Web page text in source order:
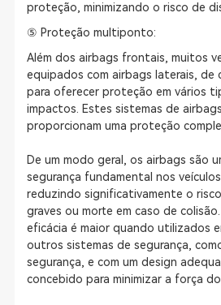
proteção, minimizando o risco de
⑤ Proteção multiponto:
Além dos airbags frontais, muitos
equipados com airbags laterais, de
para oferecer proteção em vários
impactos. Estes sistemas de
proporcionam uma proteção
De um modo geral, os airbags são
segurança fundamental nos
reduzindo significativamente o
graves ou morte em caso de
eficácia é maior quando utilizados
outros sistemas de segurança,
segurança, e com um design
concebido para minimizar a força